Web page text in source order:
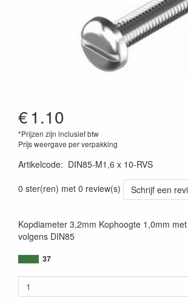
€1.10
*Prijzen zijn inclusief btw
Prijs weergave per verpakking
Artikelcode: DIN85-M1,6 x 10-RVS
0 ster(ren) met 0 review(s)
Schrijf een
Kopdiameter 3,2mm Kophoogte 1,0mm
volgens DIN85
37